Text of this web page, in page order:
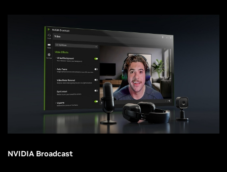
NVIDIA Broadcast